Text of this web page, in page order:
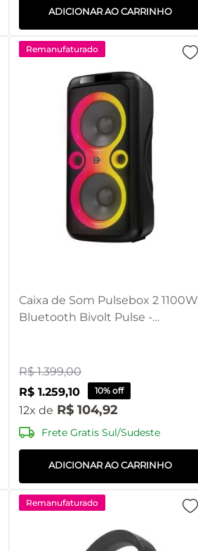
ADICIONAR AO CARRINHO
Remanufaturado
Caixa de Som Pulsebox 2 1100W
Bluetooth Bivolt Pulse -
R$ 1.399,00
R$ 1.259,10 10% off
12 R$ 104,92
Frete Gratis Sul/Sudeste
ADICIONAR AO CARRINHO
Remanufaturado